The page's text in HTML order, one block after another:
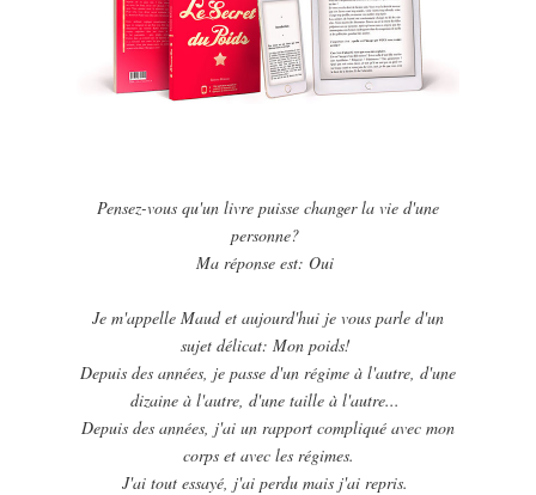
Pensez-vous qu'un livre puisse changer la vie d'une
personne?
Ma réponse est: Oui
Je m'appelle Maud et aujourd'hui je vous parle d'un
sujet délicat: Mon poids!
Depuis des années, je passe d'un régime à l'autre, d'une
dizaine à l'autre, d'une taille à l'autre...
Depuis des années, j'ai un rapport compliqué avec mon
corps et avec les régimes.
J'ai tout essayé, j'ai perdu mais j'ai repris.